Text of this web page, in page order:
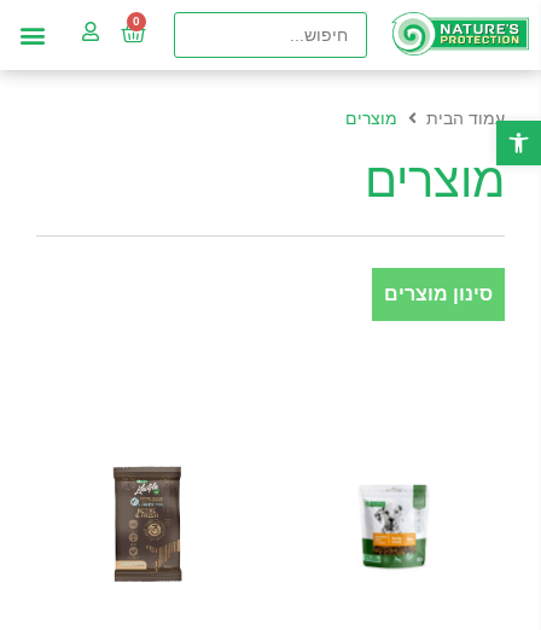
פתח סרגל נגישות
עמוד הבית מוצרים
מוצרים
סינון מוצרים